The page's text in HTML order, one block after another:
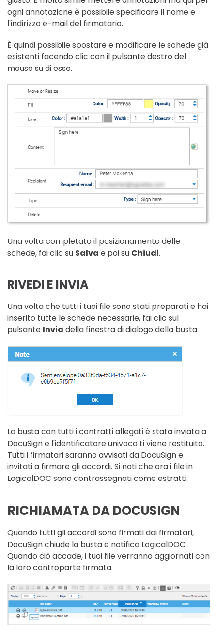
ogni annotazione è possibile specificare il nome e
l'indirizzo e-mail del firmatario.
È quindi possibile spostare e modificare le schede già
esistenti facendo clic con il pulsante destro del
mouse su di esse.
Una volta completato il posizionamento delle
schede, fai clic su Salva e poi su Chiudi.
RIVEDI E INVIA
Una volta che tutti i tuoi file sono stati preparati e hai
inserito tutte le schede necessarie, fai clic sul
pulsante Invia della finestra di dialogo della busta.
La busta con tutti i contratti allegati è stata inviata a
DocuSign e l'identificatore univoco ti viene restituito.
Tutti i firmatari saranno avvisati da DocuSign e
invitati a firmare gli accordi. Si noti che ora i file in
LogicalDOC sono contrassegnati come estratti.
RICHIAMATA DA DOCUSIGN
Quando tutti gli accordi sono firmati dai firmatari,
DocuSign chiude la busta e notifica LogicalDOC.
Quando ciò accade, i tuoi file verranno aggiornati con
la loro controparte firmata.